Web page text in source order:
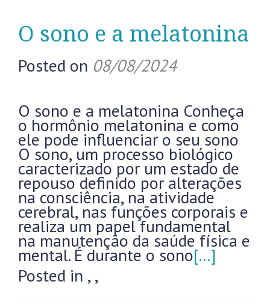
O sono e a melatonina
Posted on 08/08/2024
O sono e a melatonina Conheça
o hormônio melatonina e como
ele pode influenciar o seu sono
O sono, um processo biológico
caracterizado por um estado de
repouso definido por alterações
na consciência, na atividade
cerebral, nas funções corporais e
realiza um papel fundamental
na manutenção da saúde física e
mental. É durante o sono[…]
Posted in ,,